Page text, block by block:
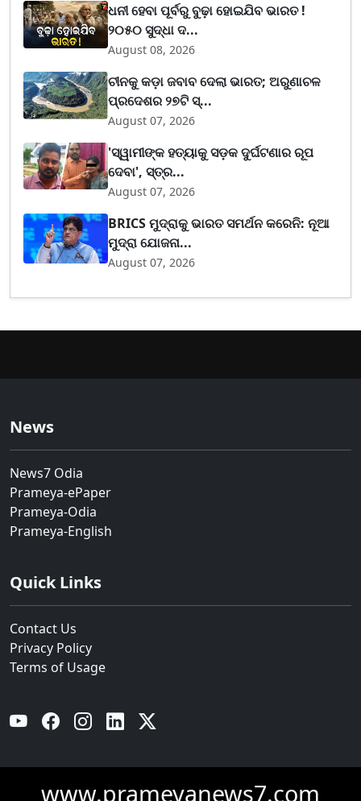
ଧନୀ ହେବା ପୂର୍ବରୁ ବୁଢ଼ା ହୋଇଯିବ ଭାରତ !
୨୦୫୦ ସୁଦ୍ଧା ଦ...
August 08, 2026
ଚୀନକୁ କଡ଼ା ଜବାବ ଦେଲା ଭାରତ; ଅରୁଣାଚଳ
ପ୍ରଦେଶର ୨୭ଟି ସ୍...
August 07, 2026
'ସ୍ୱାମୀଙ୍କ ହତ୍ୟାକୁ ସଡ଼କ ଦୁର୍ଘଟଣାର ରୂପ
ଦେବା', ସ୍ତ୍ର...
August 07, 2026
BRICS ମୁଦ୍ରାକୁ ଭାରତ ସମର୍ଥନ କରେନି: ନୂଆ
ମୁଦ୍ରା ଯୋଜନା...
August 07, 2026
News
News7 Odia
Prameya-ePaper
Prameya-Odia
Prameya-English
Quick Links
Contact Us
Privacy Policy
Terms of Usage
YouTube Facebook Instagram Linkedin
www.prameyanews7.com